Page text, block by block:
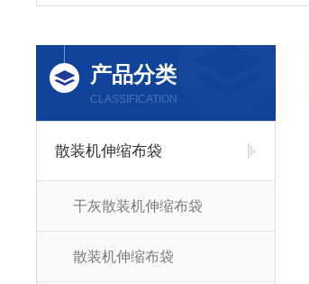
产品分类
CLASSIFICATION
散装机伸缩布袋
干灰散装机伸缩布袋
散装机伸缩布袋